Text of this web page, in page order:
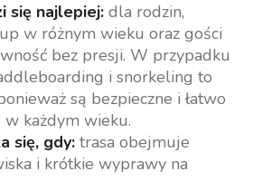
się najlepiej:dla rodzin,
w różnym wieku oraz gości
bez presji. W przypadku
i snorkeling to
są bezpieczne i łatwo
każdym wieku.
się, gdy:trasa obejmuje
i krótkie wyprawy na